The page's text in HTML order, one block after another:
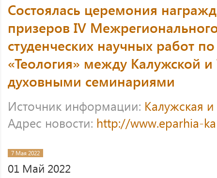
Состоялась церемония
призеров IV
студенческих научных работ
«Теология» между Калужской
духовными семинариями
Источник информации: Калужская
Адрес новости: http://www.eparhia-
7 Мая 2022
01 Май 2022